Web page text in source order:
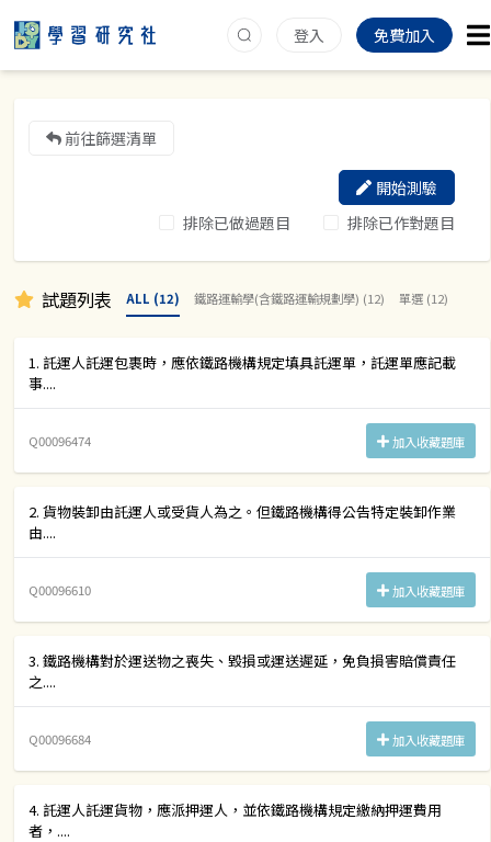
登入 免費加入
前往篩選清單
排除已做過題目 排除已作對題目
開始測驗
試題列表 ALL (12) 鐵路運輸學(含鐵路運輸規劃學) (12) 單選 (12)
1. 託運人託運包裹時，應依鐵路機構規定填具託運單，託運單應記載
事....
Q00096474 加入收藏題庫
2. 貨物裝卸由託運人或受貨人為之。但鐵路機構得公告特定裝卸作業
由....
Q00096610 加入收藏題庫
3. 鐵路機構對於運送物之喪失、毀損或運送遲延，免負損害賠償責任
之....
Q00096684 加入收藏題庫
4. 託運人託運貨物，應派押運人，並依鐵路機構規定繳納押運費用
者，....